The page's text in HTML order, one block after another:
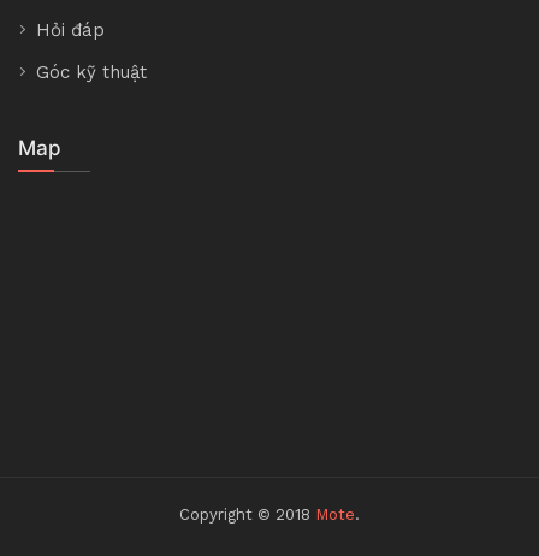
Hỏi đáp
Góc kỹ thuật
Map
Copyright © 2018 Mote.